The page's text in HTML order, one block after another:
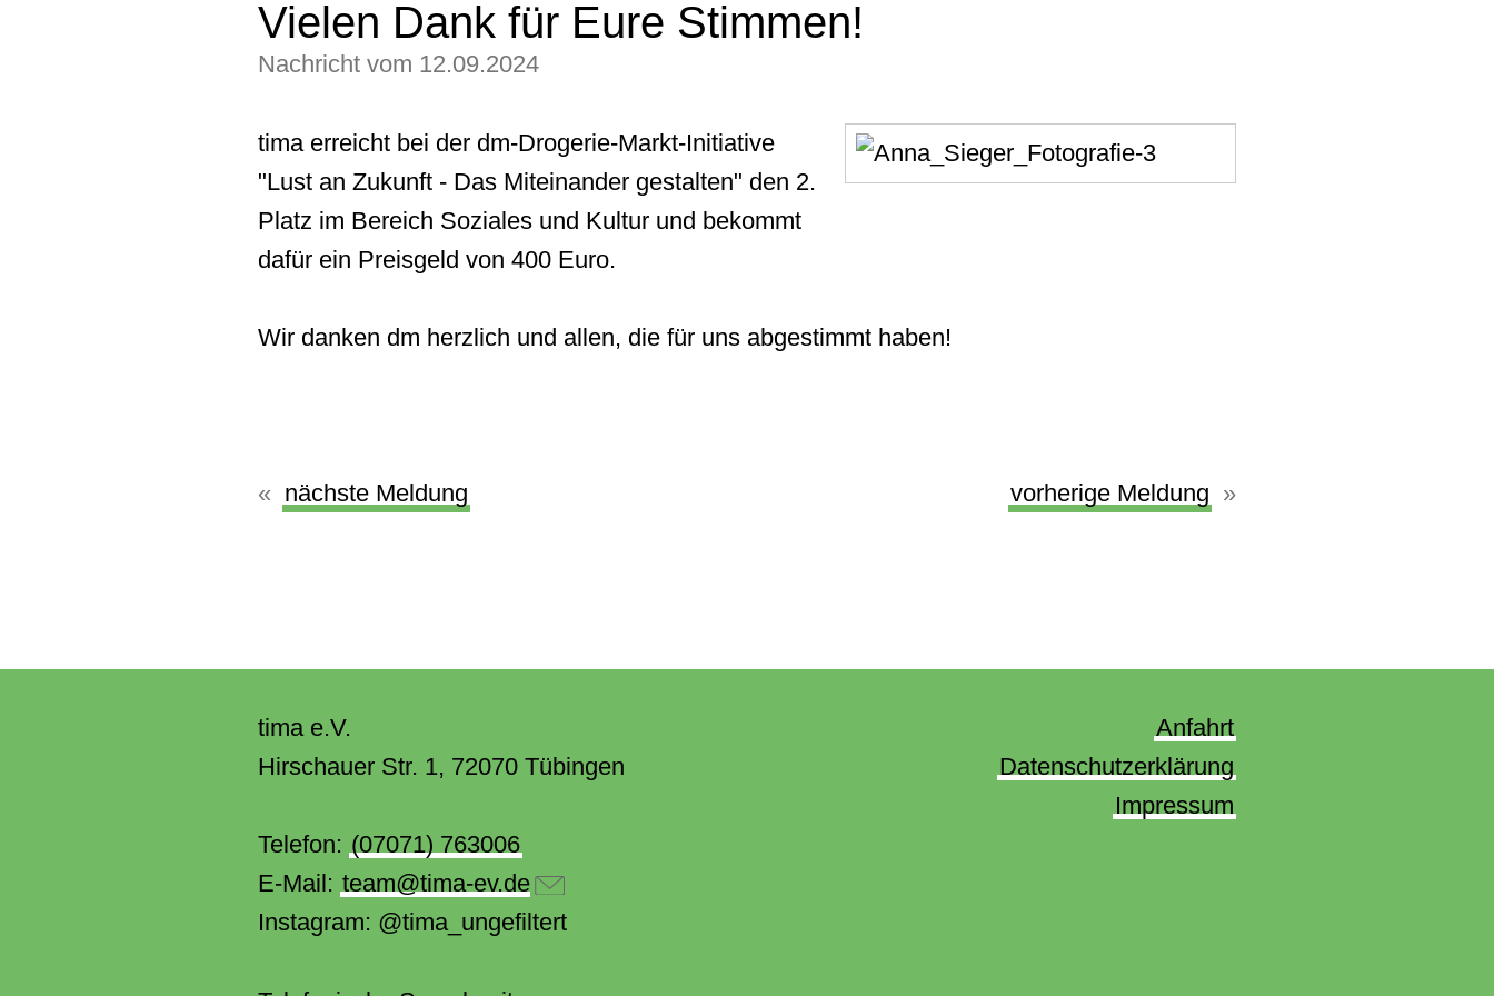
Vielen Dank für Eure Stimmen!
Nachricht vom 12.09.2024
tima erreicht bei der dm-Drogerie-Markt-Initiative
"Lust an Zukunft - Das Miteinander gestalten" den 2.
Platz im Bereich Soziales und Kultur und bekommt
dafür ein Preisgeld von 400 Euro.
Wir danken dm herzlich und allen, die für uns abgestimmt haben!
vorherige Meldung
nächste Meldung
tima e.V.
Hirschauer Str. 1, 72070 Tübingen
Telefon: (07071) 763006
E-Mail: team@tima-ev.de
Instagram: @tima_ungefiltert
Anfahrt
Datenschutzerklärung
Impressum